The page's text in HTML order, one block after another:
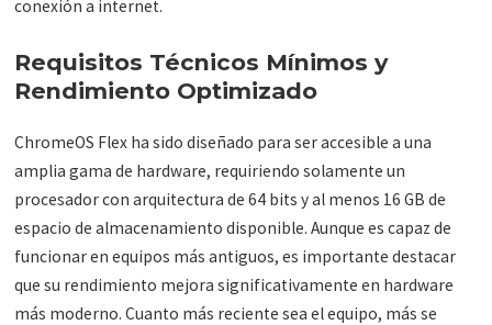
conexión a internet.
Requisitos Técnicos Mínimos y
Rendimiento Optimizado
ChromeOS Flex ha sido diseñado para ser accesible a una
amplia gama de hardware, requiriendo solamente un
procesador con arquitectura de 64 bits y al menos 16 GB de
espacio de almacenamiento disponible. Aunque es capaz de
funcionar en equipos más antiguos, es importante destacar
que su rendimiento mejora significativamente en hardware
más moderno. Cuanto más reciente sea el equipo, más se